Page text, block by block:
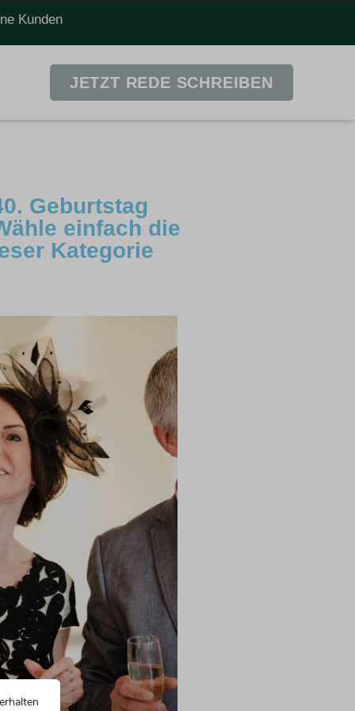
Kunden
JETZT REDE SCHREIBEN
Geburtstag
einfach die
Kategorie